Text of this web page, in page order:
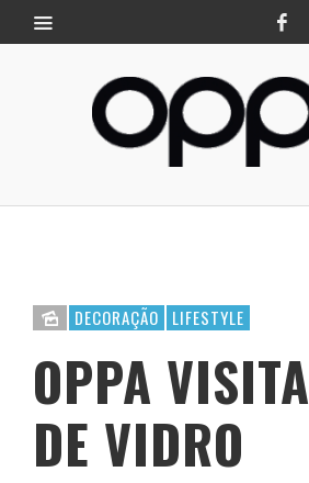
DECORAÇÃO LIFESTYLE
OPPA
DE VIDRO